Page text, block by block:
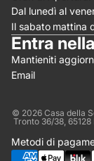
Dal lunedì al
Il sabato mattina
Entra
Mantieniti
Email
© 2026 Casa della
Tronto 36/38, 65128
Metodi di